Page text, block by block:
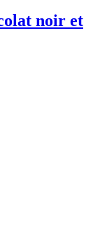
noir et